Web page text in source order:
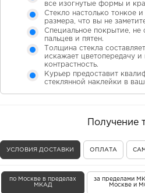
все изогнутые формы и
Стекло настолько тонкое
размера, что вы не
Специальное покрытие, не
пальцев и пятен.
Толщина стекла
искажает цветопередачу и
контрастность.
Курьер предоставит
стеклянной наклейки в
Получение
УСЛОВИЯ ДОСТАВКИ ОПЛАТА
по Москве в пределах
МКАД
за пределами
Москве и